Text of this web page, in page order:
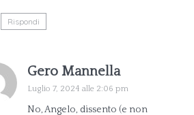
Rispondi
Gero Mannella
Luglio 7, 2024 alle 2:06 pm
No, Angelo, dissento (e non